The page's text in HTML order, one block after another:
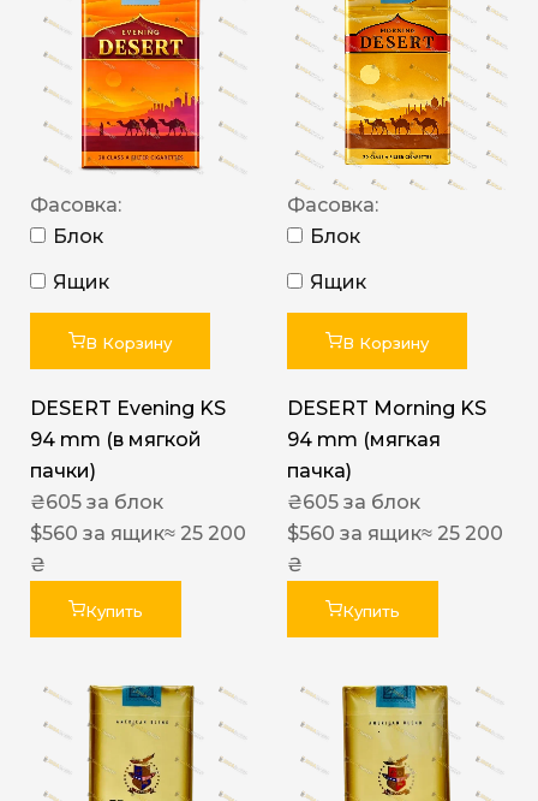
Фасовка:
Блок
Ящик
В Корзину
DESERT Evening KS
94 mm (в мягкой
пачки)
₴605 за блок
$560 за ящик≈ 25 200
₴
Купить
Фасовка:
Блок
Ящик
В Корзину
DESERT Morning KS
94 mm (мягкая
пачка)
₴605 за блок
$560 за ящик≈ 25 200
₴
Купить